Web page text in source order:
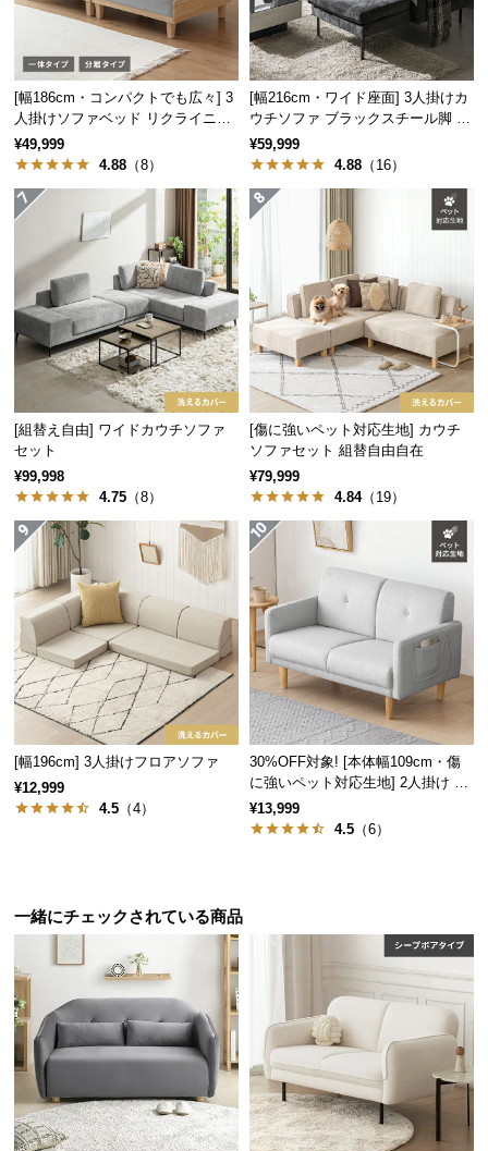
ャ
セ
に
つ
い
て
に
つ
い
て
会
員
約
つ
て
お
客
サ
ポ
ー
せ
ブ
ロ
グ
[幅186cm・コンパクトでも広々] 3
人掛けソファベッド リクライニン
グ 天然木フレーム 北欧
¥49,999
4.88 （8）
[幅216cm・ワイド座面] 3人掛けカ
ウチソファ ブラックスチール脚 L
字 ホテルライク 高級感
¥59,999
4.88 （16）
[組替え自由] ワイドカウチソファ
セット
¥99,998
4.75 （8）
[傷に強いペット対応生地] カウチ
ソファセット 組替自由自在
¥79,999
4.84（19）
[幅196cm] 3人掛けフロアソファ
¥12,999
4.5 （4）
30%OFF対象! [本体幅109cm・傷
に強いペット対応生地] 2人掛け コ
ンパクトソファ ポケット付き
¥13,999
4.5 （6）
一緒にチェックされている商品